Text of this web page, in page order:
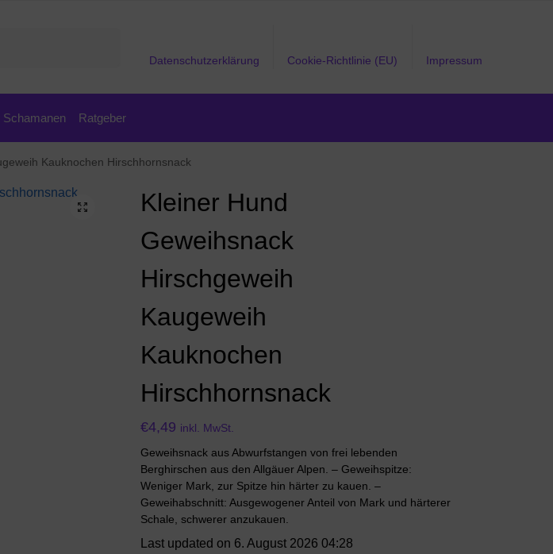
Datenschutzerklärung Cookie-Richtlinie (EU) Impressum
Schamanen Ratgeber
Kauknochen Hirschhornsnack
Kleiner Hund
Geweihsnack
Hirschgeweih
Kaugeweih
Kauknochen
Hirschhornsnack
€4,49 inkl. MwSt.
Geweihsnack aus Abwurfstangen von frei lebenden
Berghirschen aus den Allgäuer Alpen. – Geweihspitze:
Weniger Mark, zur Spitze hin härter zu kauen. –
Geweihabschnitt: Ausgewogener Anteil von Mark und härterer
Schale, schwerer anzukauen.
Last updated on 6. August 2026 04:28